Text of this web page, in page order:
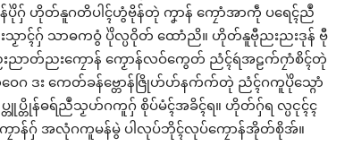
ရုဲစှ်
ပရိုၚ်လက္ကရဴအိုတ်
🏛 လညာတ်ပါ်ပဲါ
ဂှ် ဟိုတ်နူဂတိပါၚ်ဟွံဗိုန်တုဲ ကၞာန် ကၠောံအာကဵု ပရေၚ်ညဳ
ဂှ် သာဓကဝွံ ပိုဲလ္ပဝိုတ် ထောံညိ။ ဟိုတ်နူဗီုညးညးဒုန် ဗီု
ာတ်ညးကၠောန် ကၟောန်လဝ်ကွေတ် ညံၚ်ရဴအဠက်ဂၠာံစိၚ်တုဲ
ဂ ဒး ကေတ်ခန်ဗ္တောန်ဇြိုဟ်ဟ်နက်က်တုဲ ညံၚ်ဂကူပိုဲသ္ဂောံ
ပ္တိုန်ဓရ်ညဳသၟဟ်ဂကူဂှ် စိုပ်မံၚ်အခိၚ်ရ။ ဟိုတ်ဂှ်ရ လ္ပၚုၚ်ၚ
ောန်ဂှ် အလုံဂကူမန်မွဲ ပါလုပ်ဘိုၚ်လုပ်ကၠောန်အိုတ်စိုအ်။